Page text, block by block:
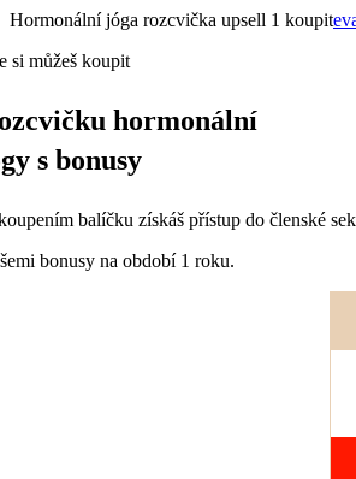
Přeskočit
obsah
Hormonální jóga rozcvička upsell 1 koupit
si můžeš koupit
hormonální
s bonusy
balíčku získáš přístup do členské
bonusy na období 1 roku.